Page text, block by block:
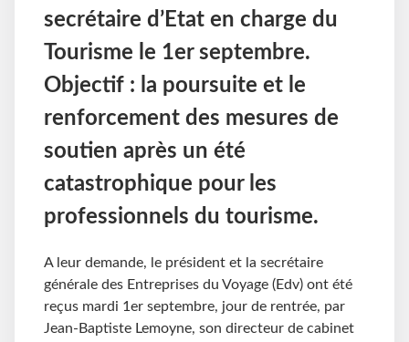
secrétaire d’Etat en charge du
Tourisme le 1er septembre.
Objectif : la poursuite et le
renforcement des mesures de
soutien après un été
catastrophique pour les
professionnels du tourisme.
A leur demande, le président et la secrétaire
générale des Entreprises du Voyage (Edv) ont été
reçus mardi 1er septembre, jour de rentrée, par
Jean-Baptiste Lemoyne, son directeur de cabinet